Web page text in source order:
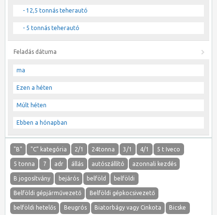
- 12,5 tonnás teherautó
- 5 tonnás teherautó
Feladás dátuma
ma
Ezen a héten
Múlt héten
Ebben a hónapban
"B" "C" kategória 2/1 24tonna 3/1 4/1 5 t Iveco
5 tonna 7 adr állás autószállító azonnali kezdés
B jogosítvány bejárós belföld belföldi
Belföldi gépjárművezető Belföldi gépkocsivezető
belföldi hetelős Beugrós Biatorbágy vagy Cinkota Bicske